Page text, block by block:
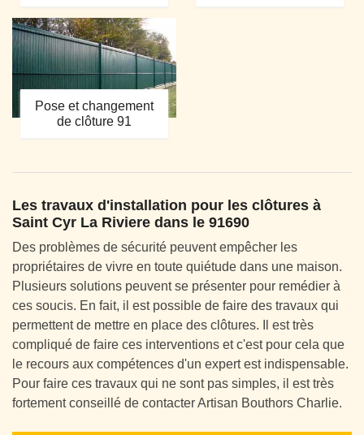
Pose et changement
de clôture 91
Les travaux d'installation pour les clôtures à
Saint Cyr La Riviere dans le 91690
Des problèmes de sécurité peuvent empêcher les
propriétaires de vivre en toute quiétude dans une maison.
Plusieurs solutions peuvent se présenter pour remédier à
ces soucis. En fait, il est possible de faire des travaux qui
permettent de mettre en place des clôtures. Il est très
compliqué de faire ces interventions et c'est pour cela que
le recours aux compétences d'un expert est indispensable.
Pour faire ces travaux qui ne sont pas simples, il est très
fortement conseillé de contacter Artisan Bouthors Charlie.